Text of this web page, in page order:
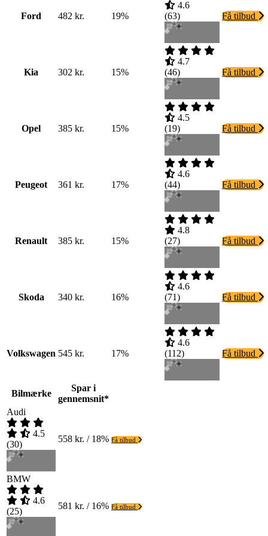
Ford 482 kr. 19%
4.6
(63) Få tilbud
Kia 302 kr. 15%
4.7
(46) Få tilbud
Opel 385 kr. 15%
4.5
(19) Få tilbud
Peugeot 361 kr. 17%
4.6
(44) Få tilbud
Renault 385 kr. 15%
4.8
(27) Få tilbud
Skoda 340 kr. 16%
4.6
(71) Få tilbud
Volkswagen 545 kr. 17%
4.6
(112) Få tilbud
Bilmærke
Spar i
gennemsnit*
Audi
4.5
(30)
558 kr. / 18% Få tilbud
BMW
4.6
(25)
581 kr. / 16% Få tilbud